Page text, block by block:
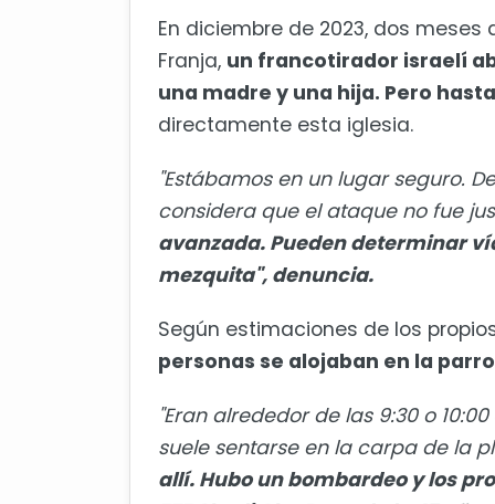
En diciembre de 2023, dos
Franja, un francotirador israelí
una madre y una hija. Pero
directamente esta iglesia.
"Estábamos en un lugar seguro.
considera que el ataque no fue
avanzada. Pueden determinar
mezquita", denuncia.
Según estimaciones de los
personas se alojaban en la
"Eran alrededor de las 9:30 o
suele sentarse en la carpa de la
allí. Hubo un bombardeo y los